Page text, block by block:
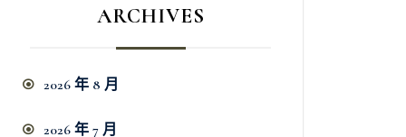
ARCHIVES
2026 年 8 月
2026 年 7 月